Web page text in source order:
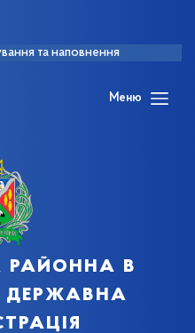
та наповнення
Меню
районна в
державна